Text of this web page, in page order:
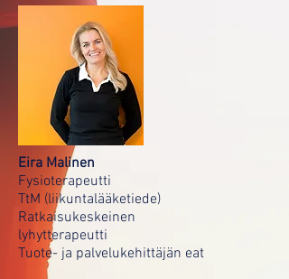
Eira Malinen
Fysioterapeutti
TtM (liikuntalääketiede)
Ratkaisukeskeinen
lyhytterapeutti
Tuote- ja palvelukehittäjän eat